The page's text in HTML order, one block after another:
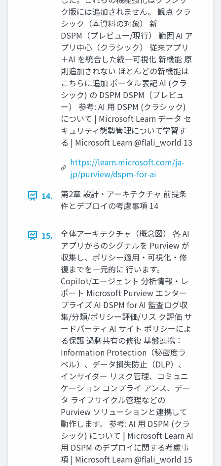
ク版には追加されません。 観点 クラ
シック（本資料の対象） 新
DSPM（プレビュー/現行） 範囲 AI ア
プリ中心（クラシック） 従来アプリ
＋AI を統合した統一可視化 新機能 原
則追加されない ほとんどの新機能は
こちらに追加 ポータル表記 AI (クラ
シック) の DSPM DSPM（プレビュ
ー） 参考: AI 用 DSPM (クラシック)
について | Microsoft Learn データ セ
キュリティ態勢管理について学習す
る | Microsoft Learn @flali_world 13
https://learn.microsoft.com/ja-
jp/purview/dspm-for-ai
14.
第2章 設計・アーキテクチャ 前提条
件とデプロイの考慮事項 14
15.
全体アーキテクチャ（概念図） 各 AI
アプリからのシグナルを Purview が
収集し、ポリシー適用・可視化・修
復までを一元的に 行います。
Copilot/エージェント 分析情報・レ
ポート Microsoft Purview エンター
プライズ AI DSPM for AI 監査ログ収
集/分類/ポリシー評価/リス ク評価 サ
ードパーティ AI サイト ポリシーによ
る保護 過剰共有の修復 基盤連携：
Information Protection（秘密度ラ
ベル）、データ損失防止（DLP）、
インサイダー リスク管理、コミュニ
ケーション コンプライ アンス、デー
タ ライフサイクル管理などの
Purview ソリューションと連携して
動作します。 参考: AI 用 DSPM (クラ
シック) について | Microsoft Learn AI
用 DSPM のデプロイに関する考慮事
項 | Microsoft Learn @flali_world 15